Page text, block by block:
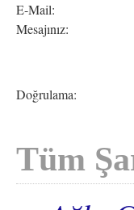
E-Mail:
Mesajınız:
Doğrulama:
Tüm